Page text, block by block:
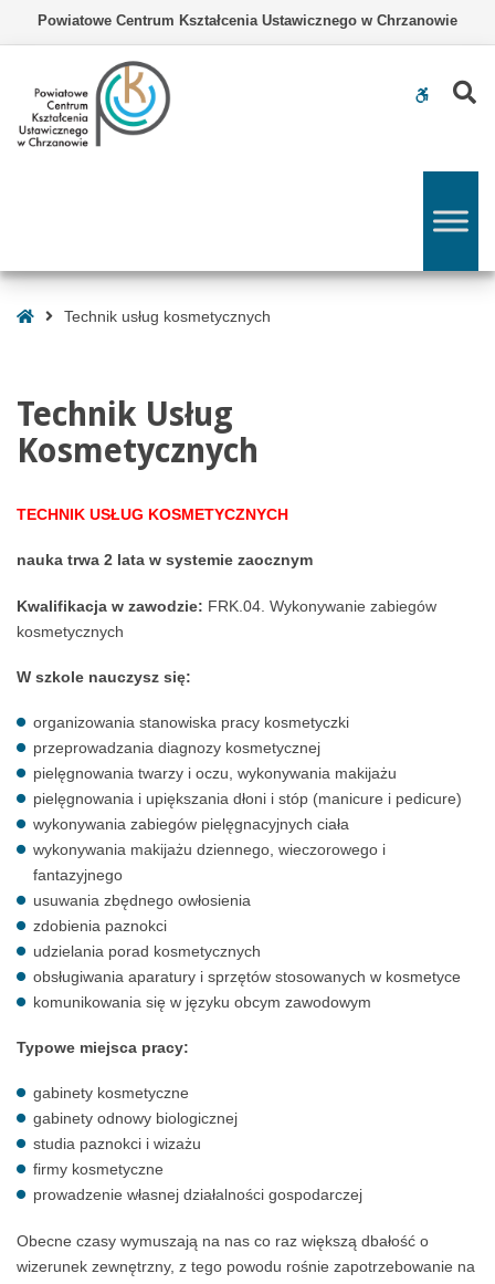
kosmetycznych
Powiatowe Centrum Kształcenia Ustawicznego w Chrzanowie
WCAG
StronaTechnik usług kosmetycznych
Technik Usług
Kosmetycznych
TECHNIK USŁUG KOSMETYCZNYCH
nauka trwa 2 lata w systemie zaocznym
Kwalifikacja w zawodzie: FRK.04. Wykonywanie zabiegów
kosmetycznych
W szkole nauczysz się:
organizowania stanowiska pracy kosmetyczki
przeprowadzania diagnozy kosmetycznej
pielęgnowania twarzy i oczu, wykonywania makijażu
pielęgnowania i upiększania dłoni i stóp (manicure i pedicure)
wykonywania zabiegów pielęgnacyjnych ciała
wykonywania makijażu dziennego, wieczorowego i
fantazyjnego
usuwania zbędnego owłosienia
zdobienia paznokci
udzielania porad kosmetycznych
obsługiwania aparatury i sprzętów stosowanych w kosmetyce
komunikowania się w języku obcym zawodowym
Typowe miejsca pracy:
gabinety kosmetyczne
gabinety odnowy biologicznej
studia paznokci i wizażu
firmy kosmetyczne
prowadzenie własnej działalności gospodarczej
Obecne czasy wymuszają na nas co raz większą dbałość o
wizerunek zewnętrzny, z tego powodu rośnie zapotrzebowanie na